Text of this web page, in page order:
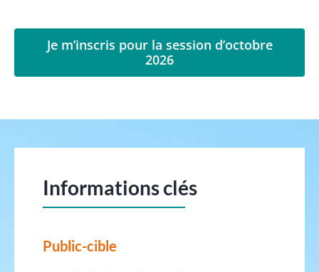
Je m’inscris pour la session d’octobre
2026
Informations clés
Public-cible